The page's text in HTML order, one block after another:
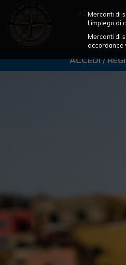
Mercanti di
l'impiego di
Mercanti di
accordance
AZIENDA
ACCEDI /